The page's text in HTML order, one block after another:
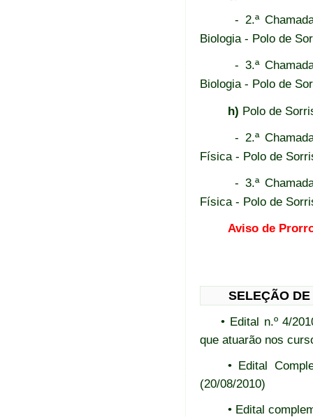
- 2.ª
Biologia - Polo de
- 3.ª
Biologia - Polo de
h) Polo de
- 2.ª
Física - Polo de
- 3.ª
Física - Polo de
Aviso de
SELEÇÃO
• Edital n.º 4/
que atuarão nos
• Edital
(20/08/2010)
• Edital